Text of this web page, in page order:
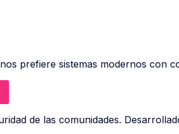
prefiere sistemas modernos con
de las comunidades.